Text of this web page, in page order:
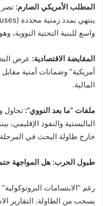
المطلب الأمريكي الصارم: تصر
واسع للبنية التحتية النووية،
المقايضة الاقتصادية: عرض
أمريكية” وضمانات أمنية
المالية.
ملفات “ما بعد النووي”: تحاول
الباليستية والنفوذ
خارج طاولة البحث في المرحلة
طبول الحرب: هل المواجهة
رغم “الابتسامات
يسحب من الطاولة. التقارير